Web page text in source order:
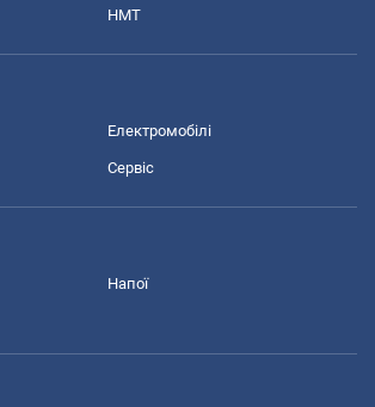
НМТ
Електромобілі
Сервіс
Напої